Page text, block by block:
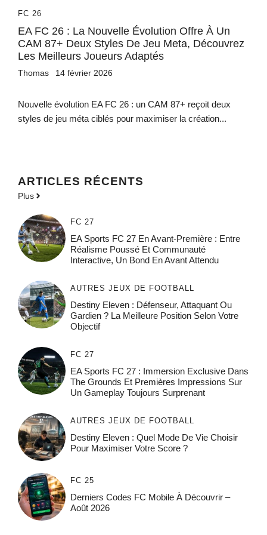
FC 26
EA FC 26 : La Nouvelle Évolution Offre À Un
CAM 87+ Deux Styles De Jeu Meta, Découvrez
Les Meilleurs Joueurs Adaptés
Thomas 14 février 2026
Nouvelle évolution EA FC 26 : un CAM 87+ reçoit deux
styles de jeu méta ciblés pour maximiser la création...
ARTICLES RÉCENTS
Plus
FC 27
EA Sports FC 27 En Avant-Première : Entre
Réalisme Poussé Et Communauté
Interactive, Un Bond En Avant Attendu
AUTRES JEUX DE FOOTBALL
Destiny Eleven : Défenseur, Attaquant Ou
Gardien ? La Meilleure Position Selon Votre
Objectif
FC 27
EA Sports FC 27 : Immersion Exclusive Dans
The Grounds Et Premières Impressions Sur
Un Gameplay Toujours Surprenant
AUTRES JEUX DE FOOTBALL
Destiny Eleven : Quel Mode De Vie Choisir
Pour Maximiser Votre Score ?
FC 25
Derniers Codes FC Mobile À Découvrir –
Août 2026